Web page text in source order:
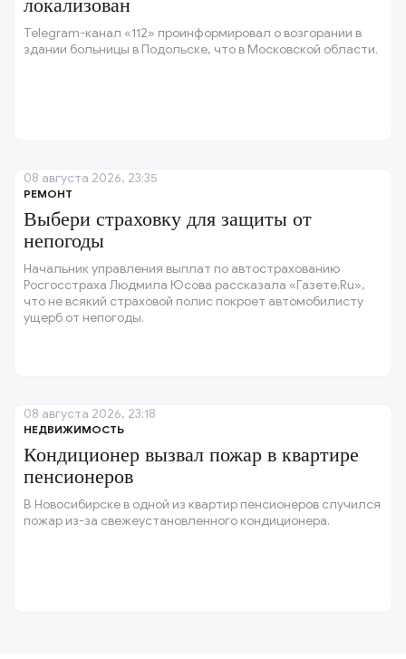
локализован
Telegram-канал «112» проинформировал о возгорании в
здании больницы в Подольске, что в Московской области.
РЕМОНТ
Выбери страховку для защиты от
непогоды
Начальник управления выплат по автострахованию
Росгосстраха Людмила Юсова рассказала «Газете.Ru»,
что не всякий страховой полис покроет автомобилисту
ущерб от непогоды.
08 августа 2026, 23:35
НЕДВИЖИМОСТЬ
Кондиционер вызвал пожар в квартире
пенсионеров
В Новосибирске в одной из квартир пенсионеров случился
пожар из-за свежеустановленного кондиционера.
08 августа 2026, 23:18